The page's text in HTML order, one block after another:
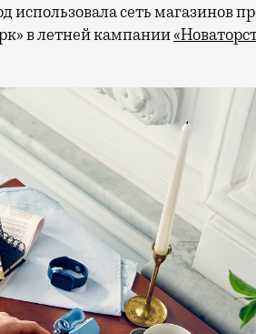
использовала сеть магазинов
в летней кампании